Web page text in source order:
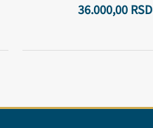
36.000,00 RSD